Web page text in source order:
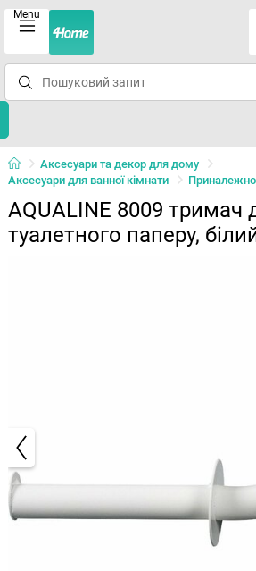
Menu
Аксесуари та декор для дому
Аксесуари для ванної кімнати
AQUALINE 8009 тримач
туалетного паперу,